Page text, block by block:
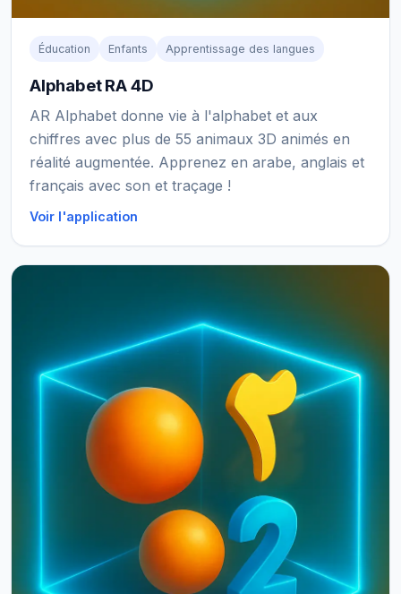
Éducation Enfants Apprentissage des langues
Alphabet RA 4D
AR Alphabet donne vie à l'alphabet et aux
chiffres avec plus de 55 animaux 3D animés en
réalité augmentée. Apprenez en arabe, anglais et
français avec son et traçage !
Voir l'application